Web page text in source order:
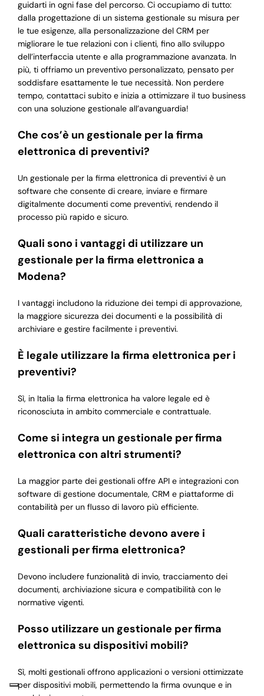
guidarti in ogni fase del percorso. Ci occupiamo di tutto:
dalla progettazione di un sistema gestionale su misura per
le tue esigenze, alla personalizzazione del CRM per
migliorare le tue relazioni con i clienti, fino allo sviluppo
dell’interfaccia utente e alla programmazione avanzata. In
più, ti offriamo un preventivo personalizzato, pensato per
soddisfare esattamente le tue necessità. Non perdere
tempo, contattaci subito e inizia a ottimizzare il tuo business
con una soluzione gestionale all’avanguardia!
Che cos’è un gestionale per la firma
elettronica di preventivi?
Un gestionale per la firma elettronica di preventivi è un
software che consente di creare, inviare e firmare
digitalmente documenti come preventivi, rendendo il
processo più rapido e sicuro.
Quali sono i vantaggi di utilizzare un
gestionale per la firma elettronica a
Modena?
I vantaggi includono la riduzione dei tempi di approvazione,
la maggiore sicurezza dei documenti e la possibilità di
archiviare e gestire facilmente i preventivi.
È legale utilizzare la firma elettronica per i
preventivi?
Sì, in Italia la firma elettronica ha valore legale ed è
riconosciuta in ambito commerciale e contrattuale.
Come si integra un gestionale per firma
elettronica con altri strumenti?
La maggior parte dei gestionali offre API e integrazioni con
software di gestione documentale, CRM e piattaforme di
contabilità per un flusso di lavoro più efficiente.
Quali caratteristiche devono avere i
gestionali per firma elettronica?
Devono includere funzionalità di invio, tracciamento dei
documenti, archiviazione sicura e compatibilità con le
normative vigenti.
Posso utilizzare un gestionale per firma
elettronica su dispositivi mobili?
Sì, molti gestionali offrono applicazioni o versioni ottimizzate
per dispositivi mobili, permettendo la firma ovunque e in